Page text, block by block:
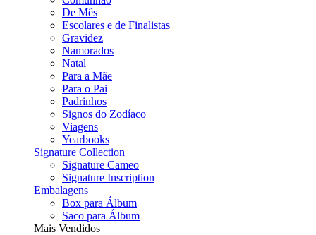
De Mês
Escolares e de Finalistas
Gravidez
Namorados
Natal
Para a Mãe
Para o Pai
Padrinhos
Signos do Zodíaco
Viagens
Yearbooks
Signature Collection
Signature Cameo
Signature Inscription
Embalagens
Box para Álbum
Saco para Álbum
Mais Vendidos